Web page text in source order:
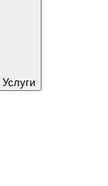
Услуги